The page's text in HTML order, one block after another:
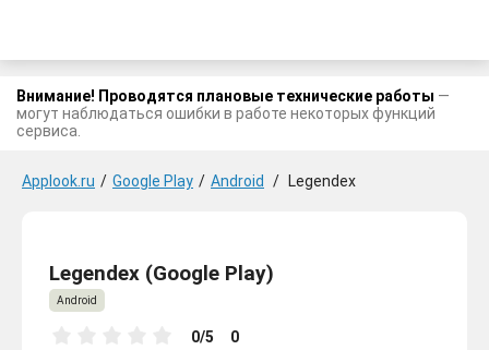
Внимание! Проводятся плановые технические работы —
могут наблюдаться ошибки в работе некоторых функций
сервиса.
Applook.ru / Google Play / Android / Legendex
Legendex (Google Play)
Android
0/5 0